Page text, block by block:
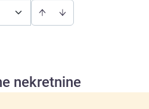
nekretnine